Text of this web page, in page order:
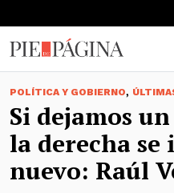
POLÍTICA Y GOBIERNO,
Si dejamos
la derecha se
nuevo: Raúl